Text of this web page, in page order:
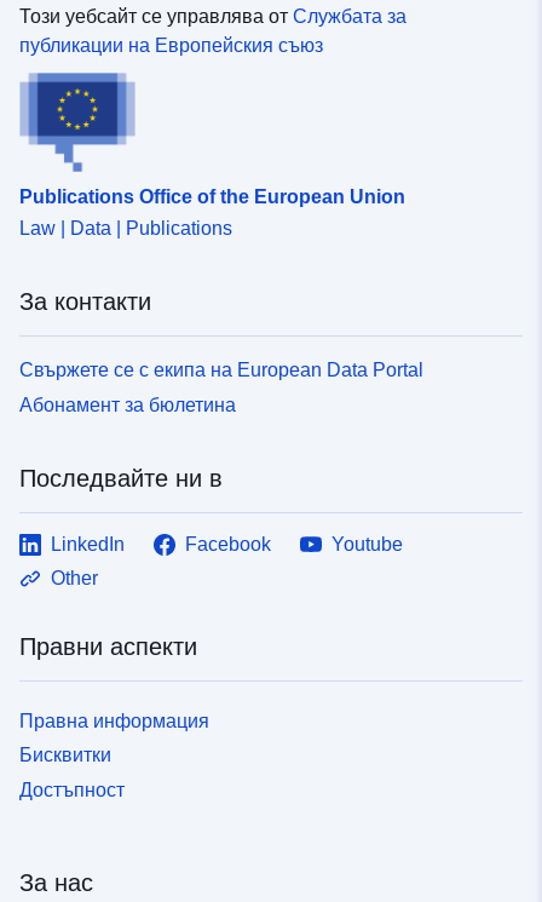
Този уебсайт се управлява от Службата за
публикации на Европейския съюз
Publications Office of the European Union
Law | Data | Publications
За контакти
Свържете се с екипа на European Data Portal
Абонамент за бюлетина
Последвайте ни в
LinkedIn Facebook
Youtube
Other
Правни аспекти
Правна информация
Бисквитки
Достъпност
За нас